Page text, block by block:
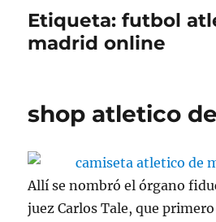
Etiqueta:futbol
madrid online
shop atletico
Allí se nombró el órgano
juez Carlos Tale, que